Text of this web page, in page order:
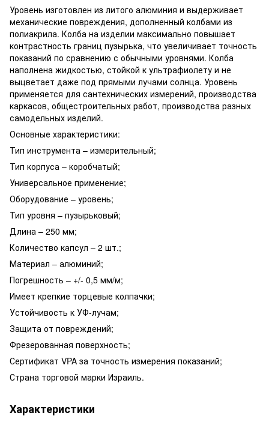
Уровень изготовлен из литого алюминия и выдерживает
механические повреждения, дополненный колбами из
полиакрила. Колба на изделии максимально повышает
контрастность границ пузырька, что увеличивает точность
показаний по сравнению с обычными уровнями. Колба
наполнена жидкостью, стойкой к ультрафиолету и не
выцветает даже под прямыми лучами солнца. Уровень
применяется для сантехнических измерений, производства
каркасов, общестроительных работ, производства разных
самодельных изделий.
Основные характеристики:
Тип инструмента – измерительный;
Тип корпуса – коробчатый;
Универсальное применение;
Оборудование – уровень;
Тип уровня – пузырьковый;
Длина – 250 мм;
Количество капсул – 2 шт.;
Материал – алюминий;
Погрешность – +/- 0,5 мм/м;
Имеет крепкие торцевые колпачки;
Устойчивость к УФ-лучам;
Защита от повреждений;
Фрезерованная поверхность;
Сертификат VPA за точность измерения показаний;
Страна торговой марки Израиль.
Характеристики